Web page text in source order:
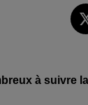
à suivre